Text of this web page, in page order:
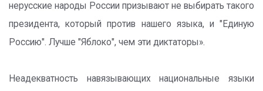
нерусские народы России призывают не выбирать такого
президента, который против нашего языка, и "Единую
Россию". Лучше "Яблоко", чем эти диктаторы».
Неадекватность навязывающих национальные языки